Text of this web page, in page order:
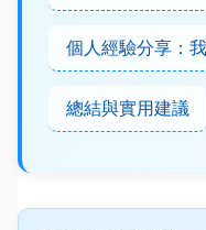
個人經驗分享：
總結與實用建議